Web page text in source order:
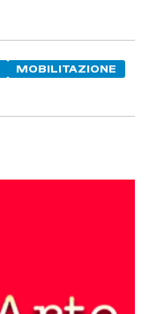
MOBILITAZIONE